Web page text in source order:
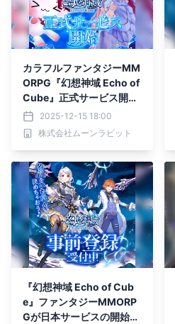
カラフルファンタジーMM
ORPG『幻想神域 Echo of
Cube』正式サービス開
始！2025-12-15 18:00
株式会社ムーンラビット
『幻想神域 Echo of Cub
e』ファンタジーMMORP
Gが日本サービスの開始決